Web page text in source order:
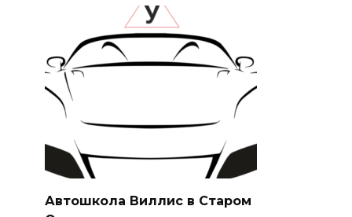
Автошкола Виллис в Старом